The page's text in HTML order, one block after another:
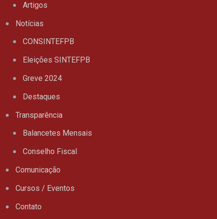
Artigos
Notícias
CONSINTEFPB
Eleições SINTEFPB
Greve 2024
Destaques
Transparência
Balancetes Mensais
Conselho Fiscal
Comunicação
Cursos / Eventos
Contato